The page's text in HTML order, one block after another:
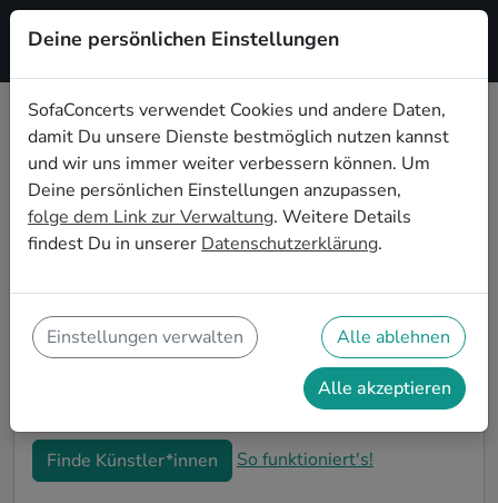
Registrieren
Reggae Live-Musik für den 30.
Geburtstag in Koblenz
Schon wieder ist ein Jahrzehnt vergangen und Dein
nächster runder Geburtstag steht an? Ein Konzert ist
eine ganz besondere Art und Weise zu feiern. Ob
kleine Gartenparty oder Feier mit der ganzen
Nachbarschaft: Auf SofaConcerts findest Du tolle
Reggae Live-Acts, die perfekt zu Deiner 30.
Geburtstagsfeier in Koblenz passen.
Finde Künstler*innen So funktioniert's!
Deine persönlichen Einstellungen
SofaConcerts verwendet Cookies und andere Daten,
damit Du unsere Dienste bestmöglich nutzen kannst
und wir uns immer weiter verbessern können. Um
Deine persönlichen Einstellungen anzupassen,
folge dem Link zur Verwaltung. Weitere Details
findest Du in unserer Datenschutzerklärung.
Einstellungen verwalten Alle ablehnen
Alle akzeptieren